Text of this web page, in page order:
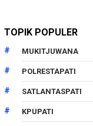
TOPIK POPULER
MUKITJUWANA
POLRESTAPATI
SATLANTASPATI
KPUPATI